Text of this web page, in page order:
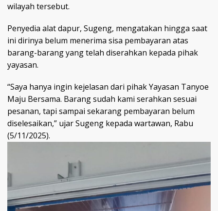
wilayah tersebut.
Penyedia alat dapur, Sugeng, mengatakan hingga saat
ini dirinya belum menerima sisa pembayaran atas
barang-barang yang telah diserahkan kepada pihak
yayasan.
“Saya hanya ingin kejelasan dari pihak Yayasan Tanyoe
Maju Bersama. Barang sudah kami serahkan sesuai
pesanan, tapi sampai sekarang pembayaran belum
diselesaikan,” ujar Sugeng kepada wartawan, Rabu
(5/11/2025).